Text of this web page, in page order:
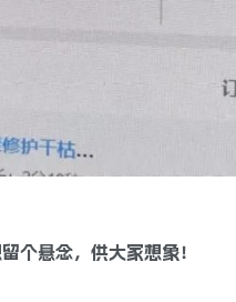
个悬念，供大家想象！